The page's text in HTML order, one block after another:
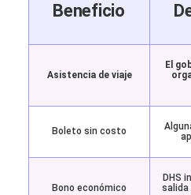
Beneficio
Asistencia de viaje
El
Boleto sin costo
Bono económico
DHS
salida